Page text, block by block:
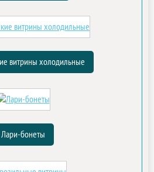
витрины холодильные
Лари-бонеты